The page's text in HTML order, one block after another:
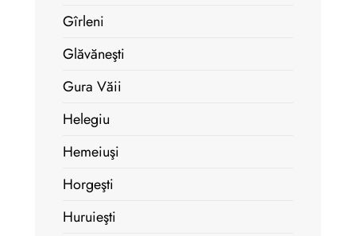
Gîrleni
Glăvăneşti
Gura Văii
Helegiu
Hemeiuşi
Horgeşti
Huruieşti